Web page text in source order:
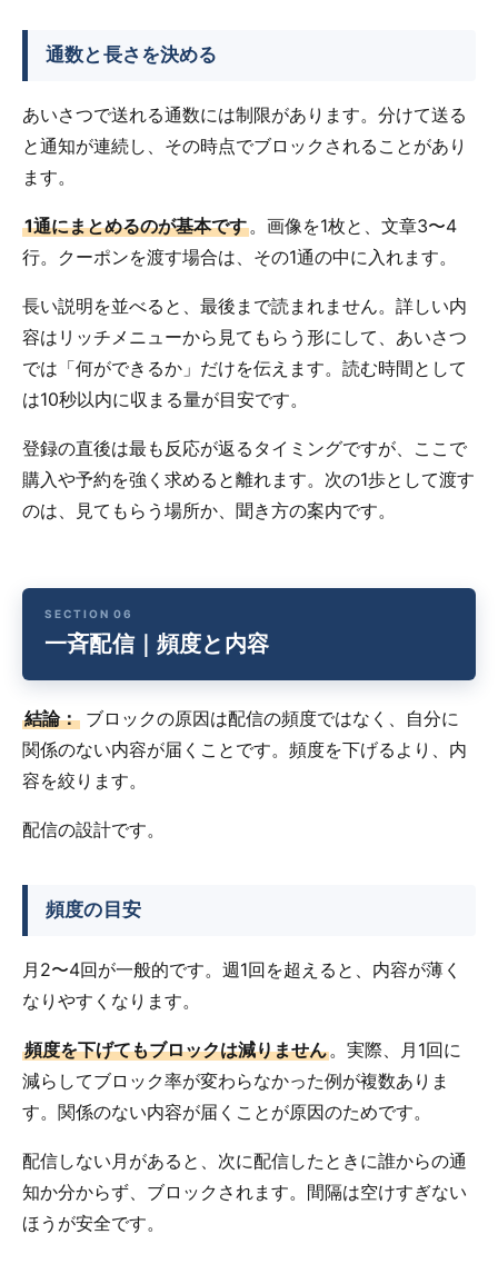
通数と長さを決める
あいさつで送れる通数には制限があります。分けて送る
と通知が連続し、その時点でブロックされることがあり
ます。
1通にまとめるのが基本です 。画像を1枚と、文章3〜4
行。クーポンを渡す場合は、その1通の中に入れます。
長い説明を並べると、最後まで読まれません。詳しい内
容はリッチメニューから見てもらう形にして、あいさつ
では「何ができるか」だけを伝えます。読む時間として
は10秒以内に収まる量が目安です。
登録の直後は最も反応が返るタイミングですが、ここで
購入や予約を強く求めると離れます。次の1歩として渡す
のは、見てもらう場所か、聞き方の案内です。
一斉配信｜頻度と内容
結論： ブロックの原因は配信の頻度ではなく、自分に
関係のない内容が届くことです。頻度を下げるより、内
容を絞ります。
配信の設計です。
頻度の目安
月2〜4回が一般的です。週1回を超えると、内容が薄く
なりやすくなります。
頻度を下げてもブロックは減りません 。実際、月1回に
減らしてブロック率が変わらなかった例が複数ありま
す。関係のない内容が届くことが原因のためです。
配信しない月があると、次に配信したときに誰からの通
知か分からず、ブロックされます。間隔は空けすぎない
ほうが安全です。